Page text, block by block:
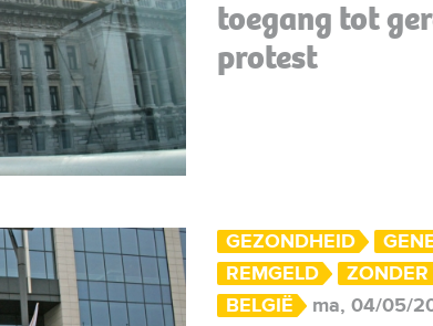
toegang tot
protest
GEZONDHEID
REMGELD
BELGIË
ma, 04/05/